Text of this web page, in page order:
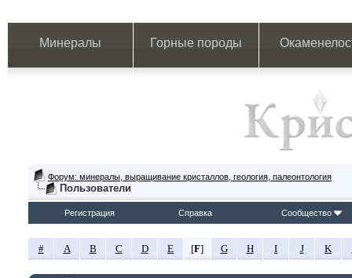
Минералы Горные породы
Форум: минералы, выращивание кристаллов, геология, палеонтология
Пользователи
Регистрация Справка Сообщество
# A B C D E [F] G H I J K